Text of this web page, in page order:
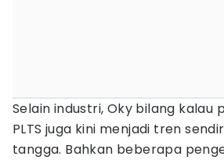
Selain industri, Oky bilang kalau
PLTS juga kini menjadi tren
tangga. Bahkan beberapa